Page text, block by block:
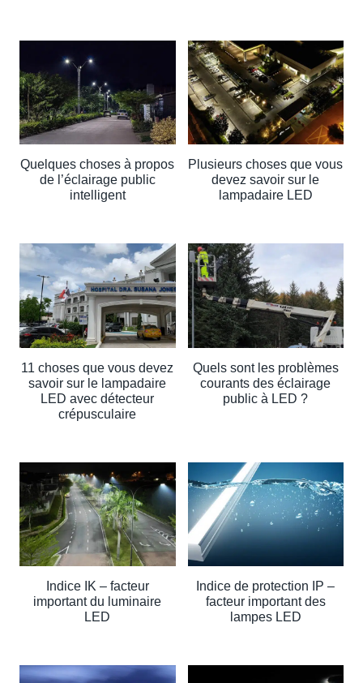
Quelques choses à propos
de l’éclairage public
intelligent
Plusieurs choses que vous
devez savoir sur le
lampadaire LED
11 choses que vous devez
savoir sur le lampadaire
LED avec détecteur
crépusculaire
Quels sont les problèmes
courants des éclairage
public à LED ?
Indice IK – facteur
important du luminaire
LED
Indice de protection IP –
facteur important des
lampes LED